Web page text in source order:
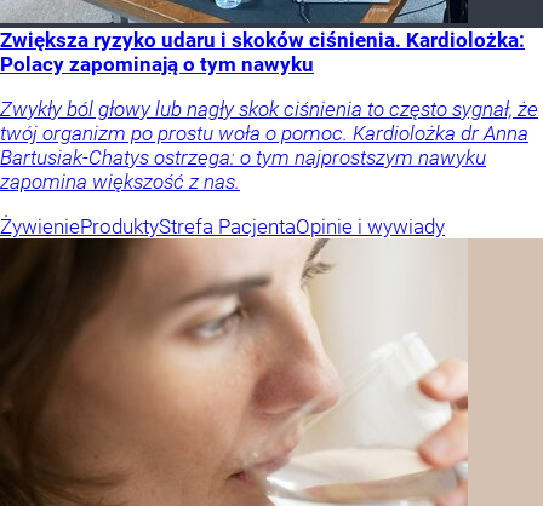
Zwiększa ryzyko udaru i skoków ciśnienia. Kardiolożka:
Polacy zapominają o tym nawyku
Zwykły ból głowy lub nagły skok ciśnienia to często sygnał, że
twój organizm po prostu woła o pomoc. Kardiolożka dr Anna
Bartusiak-Chatys ostrzega: o tym najprostszym nawyku
zapomina większość z nas.
ŻywienieProduktyStrefa PacjentaOpinie i wywiady